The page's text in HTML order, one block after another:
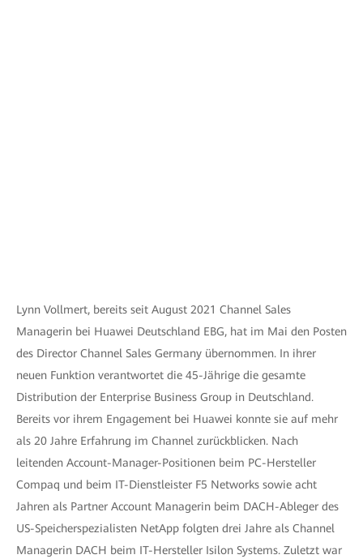
Lynn Vollmert, bereits seit August 2021 Channel Sales
Managerin bei Huawei Deutschland EBG, hat im Mai den Posten
des Director Channel Sales Germany übernommen. In ihrer
neuen Funktion verantwortet die 45-Jährige die gesamte
Distribution der Enterprise Business Group in Deutschland.
Bereits vor ihrem Engagement bei Huawei konnte sie auf mehr
als 20 Jahre Erfahrung im Channel zurückblicken. Nach
leitenden Account-Manager-Positionen beim PC-Hersteller
Compaq und beim IT-Dienstleister F5 Networks sowie acht
Jahren als Partner Account Managerin beim DACH-Ableger des
US-Speicherspezialisten NetApp folgten drei Jahre als Channel
Managerin DACH beim IT-Hersteller Isilon Systems. Zuletzt war